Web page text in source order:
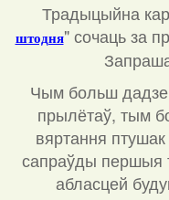
Традыцыйна
штодня" сочаць за
Чым больш
прылётаў, тым
вяртання
сапраўды першыя
абласцей